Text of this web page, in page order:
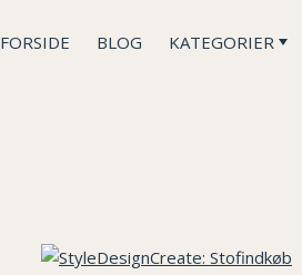
FORSIDE BLOG KATEGORIER